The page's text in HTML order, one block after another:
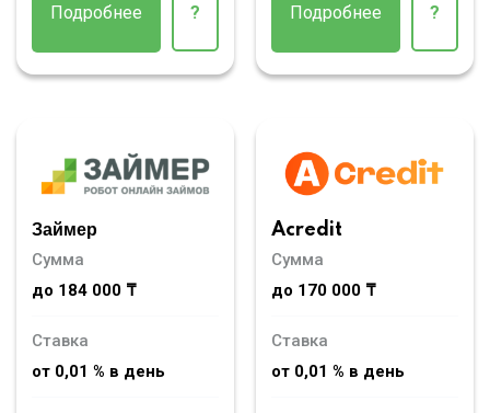
Подробнее ? Подробнее ?
Займер
Сумма
до 184 000 ₸
Ставка
от 0,01 % в день
Acredit
Сумма
до 170 000 ₸
Ставка
от 0,01 % в день